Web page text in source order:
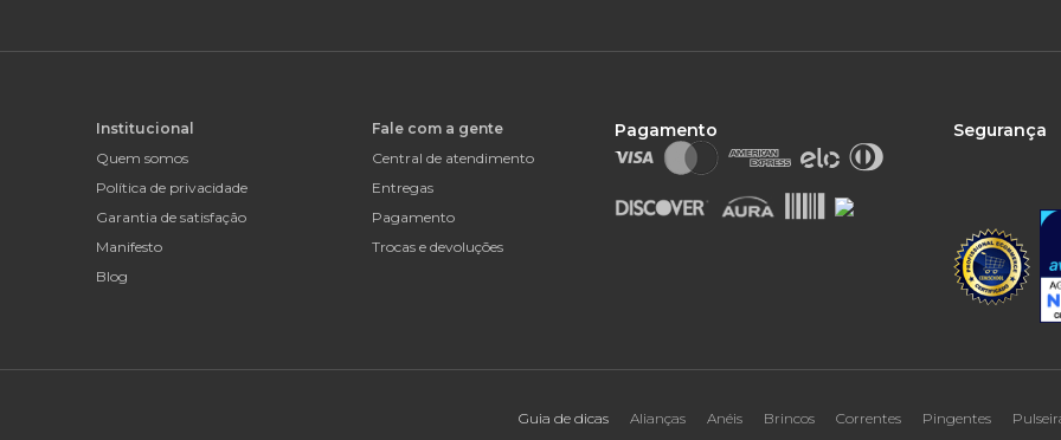
Institucional
Quem somos
Política de privacidade
Garantia de satisfação
Manifesto
Blog
Fale com a gente
Central de atendimento
Entregas
Pagamento
Trocas e devoluções
Pagamento Segurança
Guia de dicas Alianças Anéis Brincos Correntes Pingentes